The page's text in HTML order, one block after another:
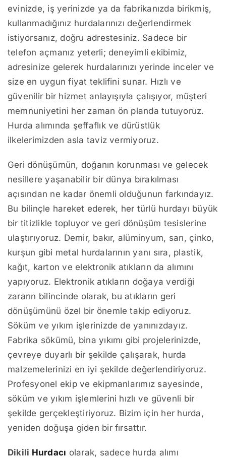
evinizde, iş yerinizde ya da fabrikanızda birikmiş,
kullanmadığınız hurdalarınızı değerlendirmek
istiyorsanız, doğru adrestesiniz. Sadece bir
telefon açmanız yeterli; deneyimli ekibimiz,
adresinize gelerek hurdalarınızı yerinde inceler ve
size en uygun fiyat teklifini sunar. Hızlı ve
güvenilir bir hizmet anlayışıyla çalışıyor, müşteri
memnuniyetini her zaman ön planda tutuyoruz.
Hurda alımında şeffaflık ve dürüstlük
ilkelerimizden asla taviz vermiyoruz.
Geri dönüşümün, doğanın korunması ve gelecek
nesillere yaşanabilir bir dünya bırakılması
açısından ne kadar önemli olduğunun farkındayız.
Bu bilinçle hareket ederek, her türlü hurdayı büyük
bir titizlikle topluyor ve geri dönüşüm tesislerine
ulaştırıyoruz. Demir, bakır, alüminyum, sarı, çinko,
kurşun gibi metal hurdalarının yanı sıra, plastik,
kağıt, karton ve elektronik atıkların da alımını
yapıyoruz. Elektronik atıkların doğaya verdiği
zararın bilincinde olarak, bu atıkların geri
dönüşümünü özel bir önemle takip ediyoruz.
Söküm ve yıkım işlerinizde de yanınızdayız.
Fabrika sökümü, bina yıkımı gibi projelerinizde,
çevreye duyarlı bir şekilde çalışarak, hurda
malzemelerinizi en iyi şekilde değerlendiriyoruz.
Profesyonel ekip ve ekipmanlarımız sayesinde,
söküm ve yıkım işlemlerini hızlı ve güvenli bir
şekilde gerçekleştiriyoruz. Bizim için her hurda,
yeniden doğuşa giden bir fırsattır.
Dikili Hurdacı olarak, sadece hurda alımı